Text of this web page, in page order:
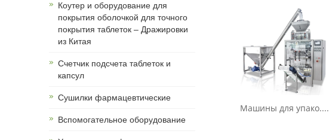
Коутер и оборудование для
покрытия оболочкой для точного
покрытия таблеток – Дражировки
из Китая
Счетчик подсчета таблеток и
капсул
Сушилки фармацевтические
Вспомогательное оборудование
Машины для упако....